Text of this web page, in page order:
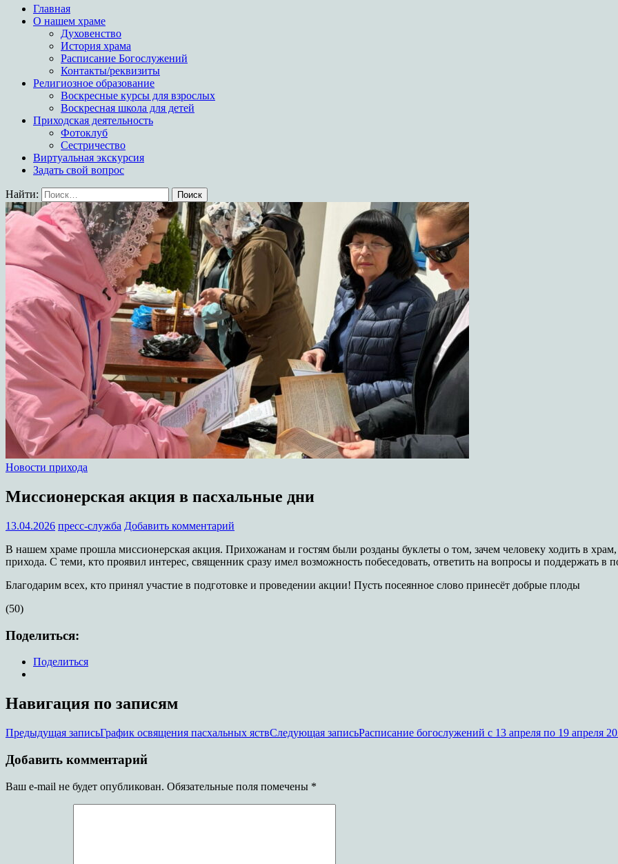
Главная
О нашем храме
Духовенство
История храма
Расписание Богослужений
Контакты/реквизиты
Религиозное образование
Воскресные курсы для взрослых
Воскресная школа для детей
Приходская деятельность
Фотоклуб
Сестричество
Виртуальная экскурсия
Задать свой вопрос
Найти:
Новости прихода
Миссионерская акция в пасхальные дни
13.04.2026 пресс-служба Добавить комментарий
В нашем храме прошла миссионерская акция. Прихожанам и гостям были розданы буклеты о том, зачем человеку ходить в
прихода. С теми, кто проявил интерес, священник сразу имел возможность побеседовать, ответить на вопросы и поддержать в
️Благодарим всех, кто принял участие в подготовке и проведении акции! Пусть посеянное слово принесёт добрые плоды
(50)
Поделиться:
Поделиться
Навигация по записям
Предыдущая записьГрафик освящения пасхальных яствСледующая записьРасписание богослужений с 13 апреля по 19 апреля
Добавить комментарий
Ваш e-mail не будет опубликован. Обязательные поля помечены *